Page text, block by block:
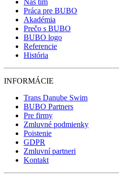
Náš tím
Práca pre BUBO
Akadémia
Prečo s BUBO
BUBO logo
Referencie
História
INFORMÁCIE
Trans Danube Swim
BUBO Partners
Pre firmy
Zmluvné podmienky
Poistenie
GDPR
Zmluvní partneri
Kontakt